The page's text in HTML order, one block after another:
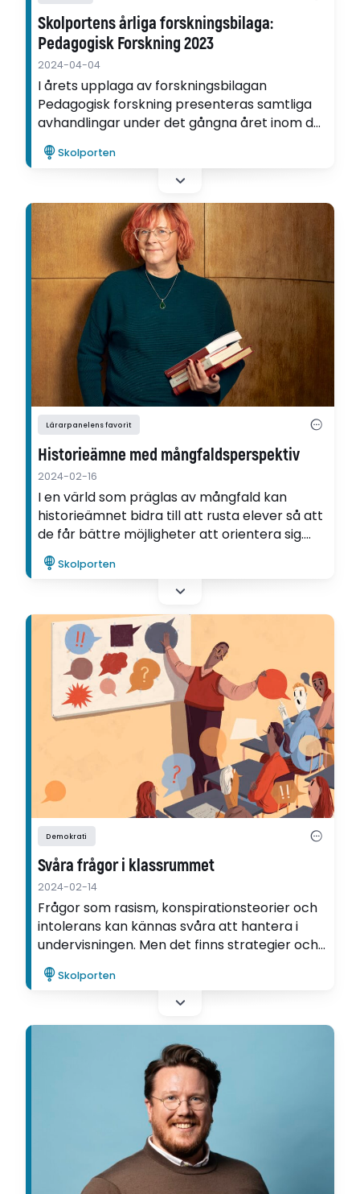
Skolportens årliga forskningsbilaga:
Pedagogisk Forskning 2023
2024-04-04
I årets upplaga av forskningsbilagan
Pedagogisk forskning presenteras samtliga
avhandlingar under det gångna året inom det
utbildningsvetenskapliga forskningsområdet.
Skolporten
Lärarpanelens favorit
Historieämne med mångfaldsperspektiv
2024-02-16
I en värld som präglas av mångfald kan
historieämnet bidra till att rusta elever så att
de får bättre möjligheter att orientera sig.
Men då behövs ett interkulturellt perspektiv
menar Maria Johansson, vars avhandling nu
valts till Lärarpanelens favorit.
Skolporten
Demokrati
Svåra frågor i klassrummet
2024-02-14
Frågor som rasism, konspirationsteorier och
intolerans kan kännas svåra att hantera i
undervisningen. Men det finns strategier och
verktyg som lärare kan använda. Läs mer i
artikeln ur nya numret av Skolportens
Skolporten